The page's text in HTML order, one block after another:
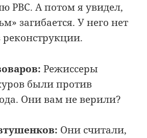
РВС. А потом я увидел,
загибается. У него нет
реконструкции.
Режиссеры
были против
Они вам не верили?
Они считали,